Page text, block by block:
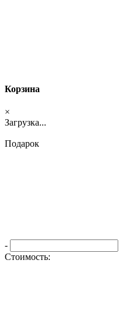
Корзина
×
Загрузка...
Подарок
-
Стоимость: